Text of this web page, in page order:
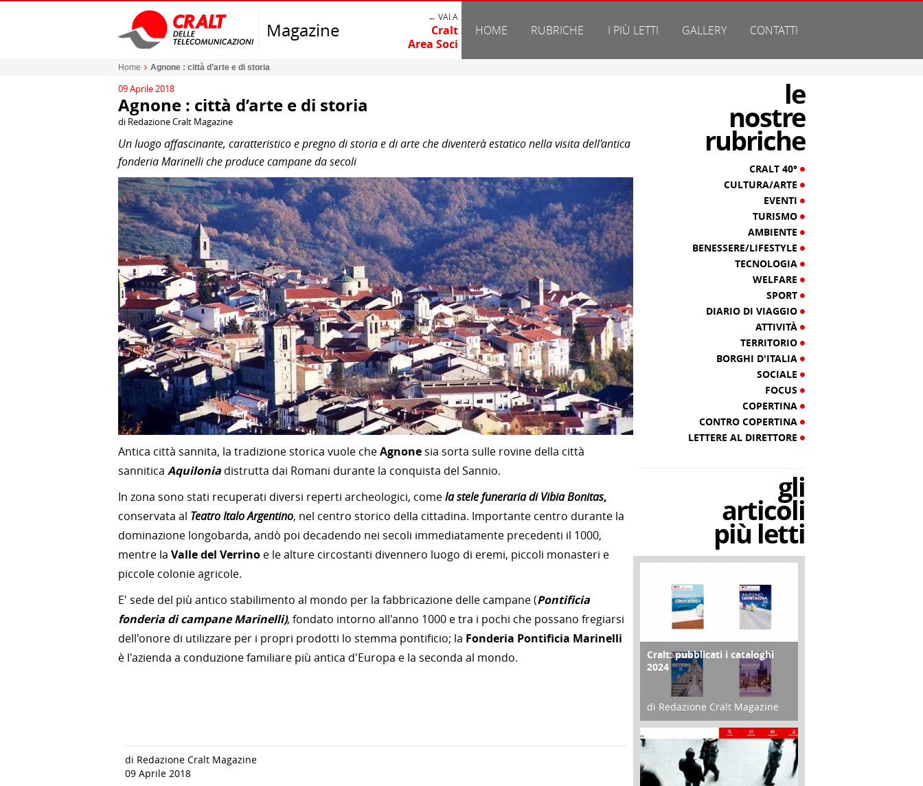
Magazine
← VAI A
Cralt
Area Soci
HOME RUBRICHE I PIÙ LETTI GALLERY CONTATTI
Home Agnone : città d’arte e di storia
09 Aprile 2018
Agnone : città d’arte e di storia
di Redazione Cralt Magazine
Un luogo affascinante, caratteristico e pregno di storia e di arte che diventerà estatico nella visita dell'antica
fonderia Marinelli che produce campane da secoli
Antica città sannita, la tradizione storica vuole cheAgnonesia sorta sulle rovine della città
sannitica Aquilonia distrutta dai Romani durante la conquista del Sannio.
In zona sono stati recuperati diversi reperti archeologici, comela stele funeraria di Vibia Bonitas,
conservata al Teatro Italo Argentino, nel centro storico della cittadina. Importante centro durante la
dominazione longobarda, andò poi decadendo nei secoli immediatamente precedenti il 1000,
mentre la Valle del Verrino e le alture circostanti divennero luogo di eremi, piccoli monasteri e
piccole colonie agricole.
E' sede del più antico stabilimento al mondo per la fabbricazione delle campane (Pontificia
fonderia di campane Marinelli), fondato intorno all'anno 1000 e tra i pochi che possano fregiarsi
dell'onore di utilizzare per i propri prodotti lo stemma pontificio; la Fonderia Pontificia Marinelli
è l'azienda a conduzione familiare più antica d'Europa e la seconda al mondo.
di Redazione Cralt Magazine
09 Aprile 2018
le
nostre
rubriche
CRALT 40°
CULTURA/ARTE
EVENTI
TURISMO
AMBIENTE
BENESSERE/LIFESTYLE
TECNOLOGIA
WELFARE
SPORT
DIARIO DI VIAGGIO
ATTIVITÀ
TERRITORIO
BORGHI D'ITALIA
SOCIALE
FOCUS
COPERTINA
CONTRO COPERTINA
LETTERE AL DIRETTORE
gli
articoli
più letti
COPERTINA
Cralt: pubblicati i cataloghi
2024
di Redazione Cralt Magazine
21 Novembre 2023